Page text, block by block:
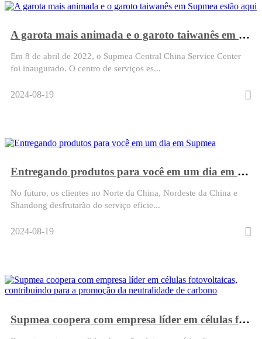
A garota mais animada e o garoto taiwanês em Supmea estão aqui
Em 8 de abril de 2022, o Supmea Central China Service Center
foi inaugurado. O centro de serviços es...
2024-08-19
Entregando produtos para você em um dia em Supmea
No futuro, os clientes no Norte da China, Nordeste da China e
Shandong desfrutarão do serviço eficie...
2024-08-19
Supmea coopera com empresa líder em células fotovoltaicas, contribuindo para a promoção da neutralidade de carbono